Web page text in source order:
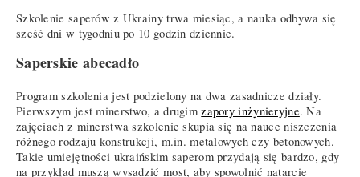
Szkolenie saperów z Ukrainy trwa miesiąc, a nauka odbywa się
sześć dni w tygodniu po 10 godzin dziennie.
Saperskie abecadło
Program szkolenia jest podzielony na dwa zasadnicze działy.
Pierwszym jest minerstwo, a drugimzapory inżynieryjne. Na
zajęciach z minerstwa szkolenie skupia się na nauce niszczenia
różnego rodzaju konstrukcji, m.in. metalowych czy betonowych.
Takie umiejętności ukraińskim saperom przydają się bardzo, gdy
na przykład muszą wysadzić most, aby spowolnić natarcie